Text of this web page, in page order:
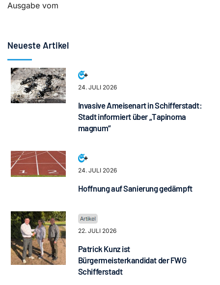
Ausgabe vom
Neueste Artikel
24. JULI 2026
Invasive Ameisenart in Schifferstadt:
Stadt informiert über „Tapinoma
magnum“
24. JULI 2026
Hoffnung auf Sanierung gedämpft
22. JULI 2026
Patrick Kunz ist
Bürgermeisterkandidat der FWG
Schifferstadt